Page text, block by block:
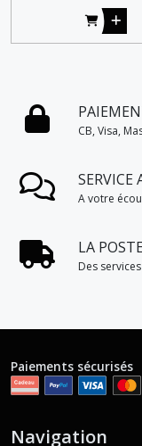
CB, Visa,
SERVICE
A votre
LA
Des
Paiements sécurisés
Navigation